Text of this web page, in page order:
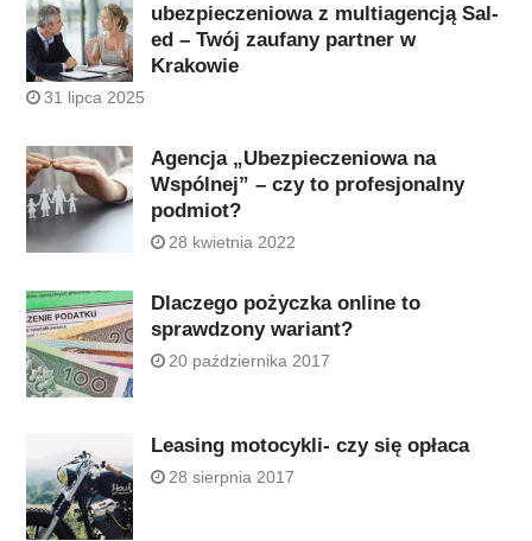
ubezpieczeniowa z multiagencją Sal-
ed – Twój zaufany partner w
Krakowie
31 lipca 2025
Agencja „Ubezpieczeniowa na
Wspólnej” – czy to profesjonalny
podmiot?
28 kwietnia 2022
Dlaczego pożyczka online to
sprawdzony wariant?
20 października 2017
Leasing motocykli- czy się opłaca
28 sierpnia 2017